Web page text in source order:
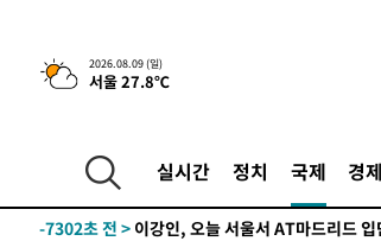
2026.08.09 (일)
서울 27.8℃
실시간 정치 국제 경제
-13986초 전 >[속보]장은수, KLPGA 제주삼다수
정상
-9351초 전 >"얼마나 더웠으면"…안동 물길공원
-8550초 전 >
'2경기 연속 침묵' 손흥민, 톨루카
-7302초 전 >
1시간 전 >'여긴 20도, 저긴 50도'…열화상 카메